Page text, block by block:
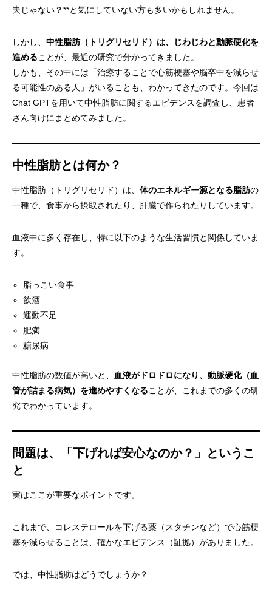
夫じゃない？**と気にしていない方も多いかもしれません。
しかし、 中性脂肪（トリグリセリド）は、じわじわと動脈硬化を
進めることが、最近の研究で分かってきました。
しかも、その中には「治療することで心筋梗塞や脳卒中を減らせ
る可能性のある人」がいることも、わかってきたのです。今回は
Chat GPTを用いて中性脂肪に関するエビデンスを調査し、患者
さん向けにまとめてみました。
中性脂肪とは何か？
中性脂肪（トリグリセリド）は、 体のエネルギー源となる脂肪の
一種で、食事から摂取されたり、肝臓で作られたりしています。
血液中に多く存在し、特に以下のような生活習慣と関係していま
す。
脂っこい食事
飲酒
運動不足
肥満
糖尿病
中性脂肪の数値が高いと、
血液がドロドロになり、動脈硬化（血
管が詰まる病気）を進めやすくなることが、これまでの多くの研
究でわかっています。
問題は、「下げれば安心なのか？」というこ
と
実はここが重要なポイントです。
これまで、コレステロールを下げる薬（スタチンなど）で心筋梗
塞を減らせることは、確かなエビデンス（証拠）がありました。
では、中性脂肪はどうでしょうか？